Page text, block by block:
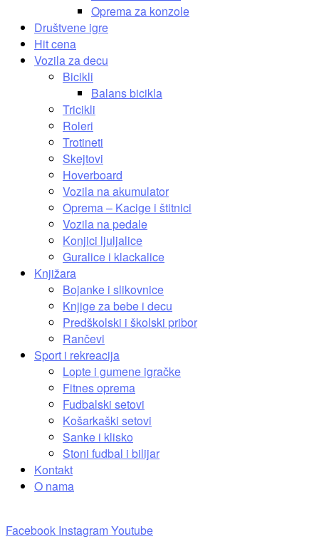
Oprema za konzole
Društvene igre
Hit cena
Vozila za decu
Bicikli
Balans bicikla
Tricikli
Roleri
Trotineti
Skejtovi
Hoverboard
Vozila na akumulator
Oprema – Kacige i štitnici
Vozila na pedale
Konjici ljuljalice
Guralice i klackalice
Knjižara
Bojanke i slikovnice
Knjige za bebe i decu
Predškolski i školski pribor
Rančevi
Sport i rekreacija
Lopte i gumene igračke
Fitnes oprema
Fudbalski setovi
Košarkaški setovi
Sanke i klisko
Stoni fudbal i bilijar
Kontakt
O nama
Facebook InstagramYoutube